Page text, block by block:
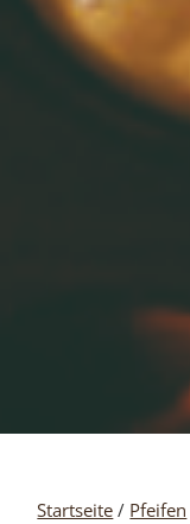
Startseite / Pfeifen